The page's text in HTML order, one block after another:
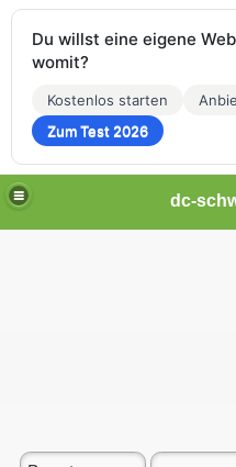
dc-
Du willst eine eigene
womit?
Kostenlos starten
Zum Test 2026